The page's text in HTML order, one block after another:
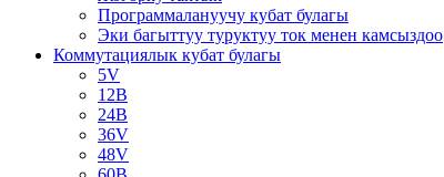
Программалануучу кубат булагы
Эки багыттуу туруктуу ток менен камсыздоо
Коммутациялык кубат булагы
5V
12В
24В
36V
48V